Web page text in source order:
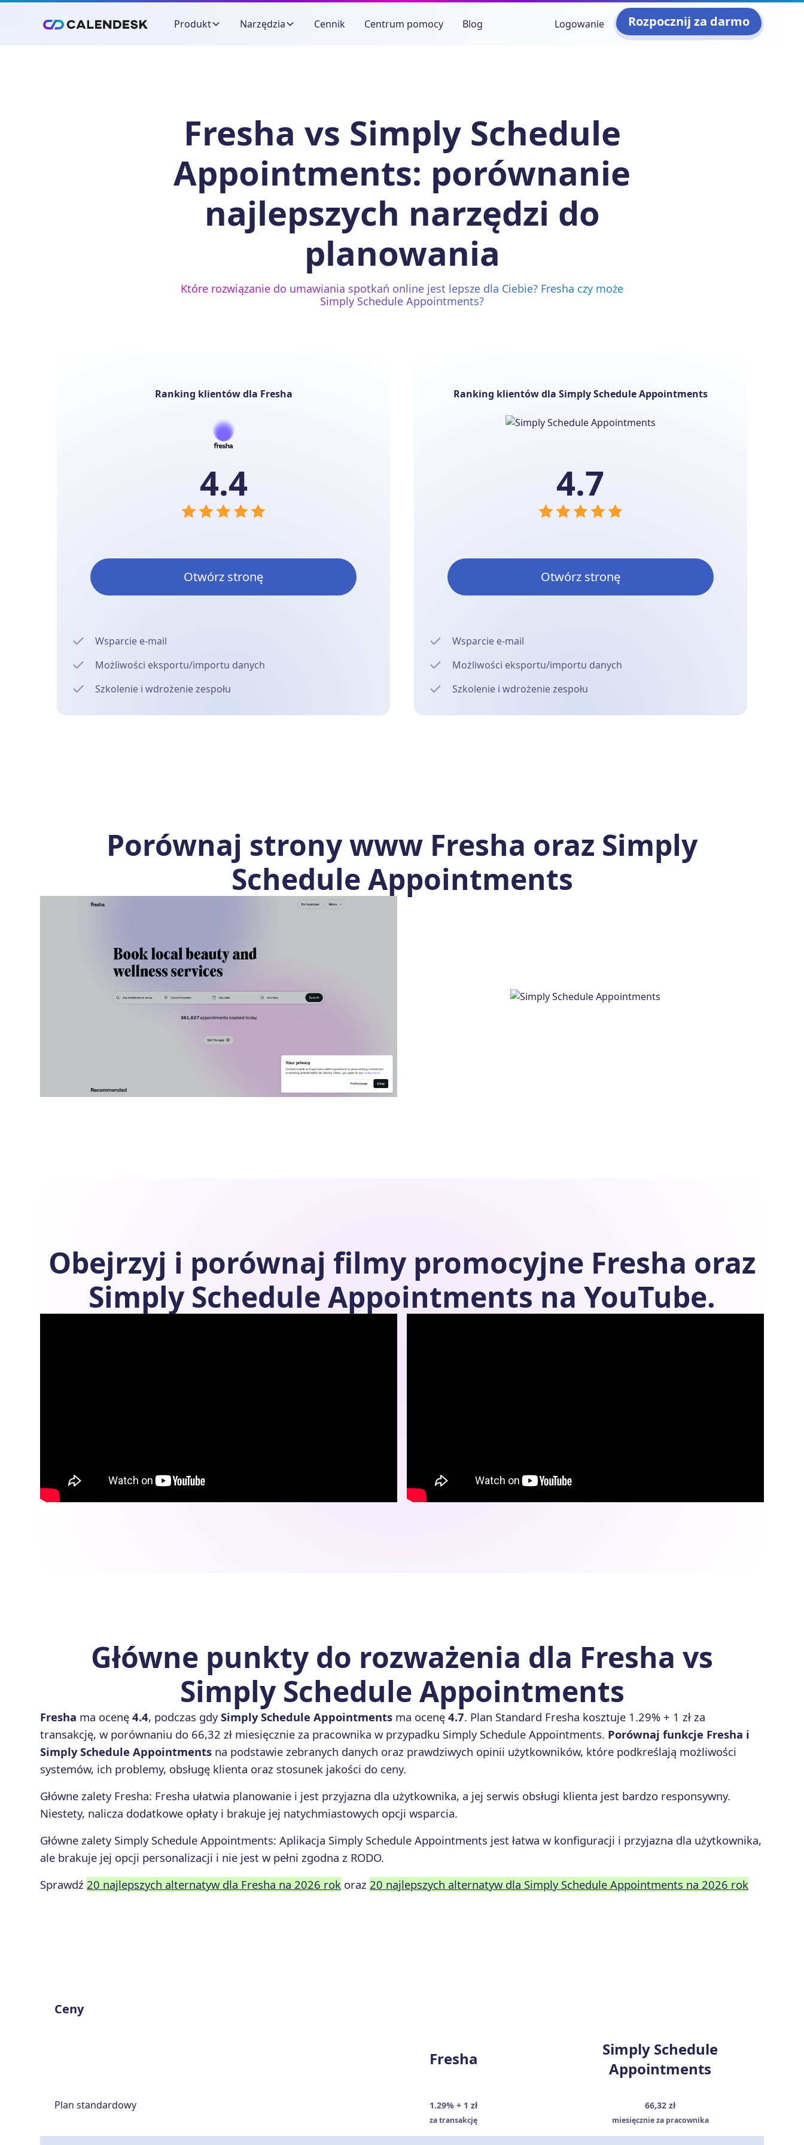
Produkt Narzędzia Cennik Centrum pomocy Blog Logowanie Rozpocznij za darmo
Fresha vs Simply Schedule
Appointments: porównanie
najlepszych narzędzi do
planowania
Które rozwiązanie do umawiania spotkań online jest lepsze dla Ciebie? Fresha czy może
Simply Schedule Appointments?
Ranking klientów dla Fresha
4.4
Otwórz stronę
Wsparcie e-mail
Możliwości eksportu/importu danych
Szkolenie i wdrożenie zespołu
Ranking klientów dla Simply Schedule Appointments
4.7
Otwórz stronę
Wsparcie e-mail
Możliwości eksportu/importu danych
Szkolenie i wdrożenie zespołu
Porównaj strony www Fresha oraz Simply
Schedule Appointments
Obejrzyj i porównaj filmy promocyjne Fresha oraz
Simply Schedule Appointments na YouTube.
Główne punkty do rozważenia dla Fresha vs
Simply Schedule Appointments
Fresha ma ocenę4.4, podczas gdySimply Schedule Appointments ma ocenę4.7. Plan Standard Fresha kosztuje 1.29% + 1 zł za
transakcję, w porównaniu do 66,32 zł miesięcznie za pracownika w przypadku Simply Schedule Appointments. Porównaj funkcje Fresha i
Simply Schedule Appointments na podstawie zebranych danych oraz prawdziwych opinii użytkowników, które podkreślają możliwości
systemów, ich problemy, obsługę klienta oraz stosunek jakości do ceny.
Główne zalety Fresha: Fresha ułatwia planowanie i jest przyjazna dla użytkownika, a jej serwis obsługi klienta jest bardzo responsywny.
Niestety, nalicza dodatkowe opłaty i brakuje jej natychmiastowych opcji wsparcia.
Główne zalety Simply Schedule Appointments: Aplikacja Simply Schedule Appointments jest łatwa w konfiguracji i przyjazna dla użytkownika,
ale brakuje jej opcji personalizacji i nie jest w pełni zgodna z RODO.
Sprawdź 20 najlepszych alternatyw dla Fresha na 2026 rok oraz 20 najlepszych alternatyw dla Simply Schedule Appointments na 2026 rok
Ceny
Fresha
Simply Schedule
Appointments
Plan standardowy 1.29% + 1 zł
za transakcję
66,32 zł
miesięcznie za pracownika